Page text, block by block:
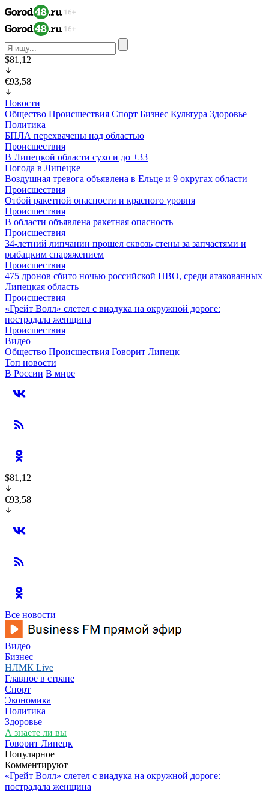
$81,12
€93,58
Новости
Общество Происшествия Спорт Бизнес Культура Здоровье
Политика
БПЛА перехвачены над областью
Происшествия
В Липецкой области сухо и до +33
Погода в Липецке
Воздушная тревога объявлена в Ельце и 9 округах области
Происшествия
Отбой ракетной опасности и красного уровня
Происшествия
В области объявлена ракетная опасность
Происшествия
34-летний липчанин прошел сквозь стены за запчастями и
рыбацким снаряжением
Происшествия
475 дронов сбито ночью российской ПВО, среди атакованных
Липецкая область
Происшествия
«Грейт Волл» слетел с виадука на окружной дороге:
пострадала женщина
Происшествия
Видео
Общество Происшествия Говорит Липецк
Топ новости
В России В мире
$81,12
€93,58
Все новости
Видео
Бизнес
НЛМК Live
Главное в стране
Спорт
Экономика
Политика
Здоровье
А знаете ли вы
Говорит Липецк
Популярное
Комментируют
«Грейт Волл» слетел с виадука на окружной дороге:
пострадала женщина